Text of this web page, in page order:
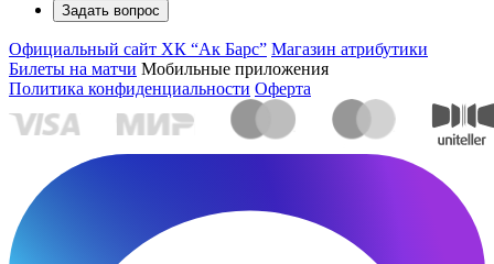
Задать вопрос
Официальный сайт ХК “Ак Барс” Магазин атрибутики
Билеты на матчи Мобильные приложения
Политика конфиденциальности Оферта